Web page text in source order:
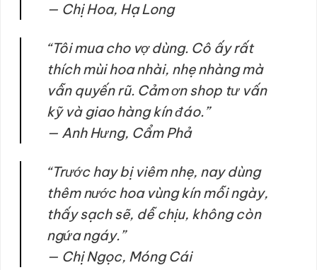
— Chị Hoa, Hạ Long
“Tôi mua cho vợ dùng. Cô ấy rất
thích mùi hoa nhài, nhẹ nhàng mà
vẫn quyến rũ. Cảm ơn shop tư vấn
kỹ và giao hàng kín đáo.”
— Anh Hưng, Cẩm Phả
“Trước hay bị viêm nhẹ, nay dùng
thêm nước hoa vùng kín mỗi ngày,
thấy sạch sẽ, dễ chịu, không còn
ngứa ngáy.”
— Chị Ngọc, Móng Cái